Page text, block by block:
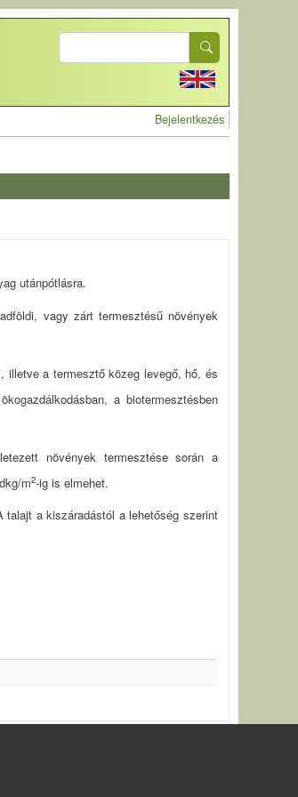
Search
User
Bejelentkezés
utánpótlásra.
vagy zárt termesztésű növények
illetve a termesztő közeg levegő, hő, és
a biotermesztésben
növények termesztése során a
m2-ig is elmehet.
a kiszáradástól a lehetőség szerint